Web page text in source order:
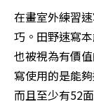
在畫室外練習
巧。田野速寫
也被視為有價
寫使用的是能
而且至少有52